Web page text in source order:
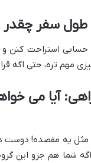
سفر چقدر
استراحت کنن و
مهم تره، حتی اگه
آیا می
یه مقصده! دوست
شما هم جزو این